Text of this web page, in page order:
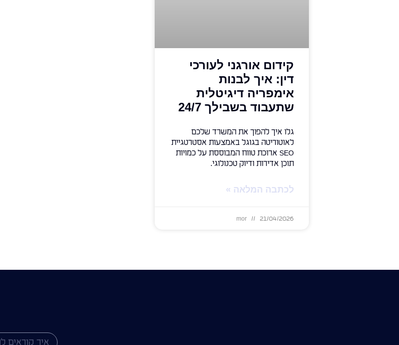
קידום אורגני לעורכי
דין: איך לבנות
אימפריה דיגיטלית
שתעבוד בשבילך 24/7
גלו איך להפוך את המשרד שלכם
לאוטוריטה בגוגל באמצעות אסטרטגיית
SEO ארוכת טווח המבוססת על כמויות
תוכן אדירות ודיוק טכנולוגי.
לכתבה המלאה »
mor 21/04/2026